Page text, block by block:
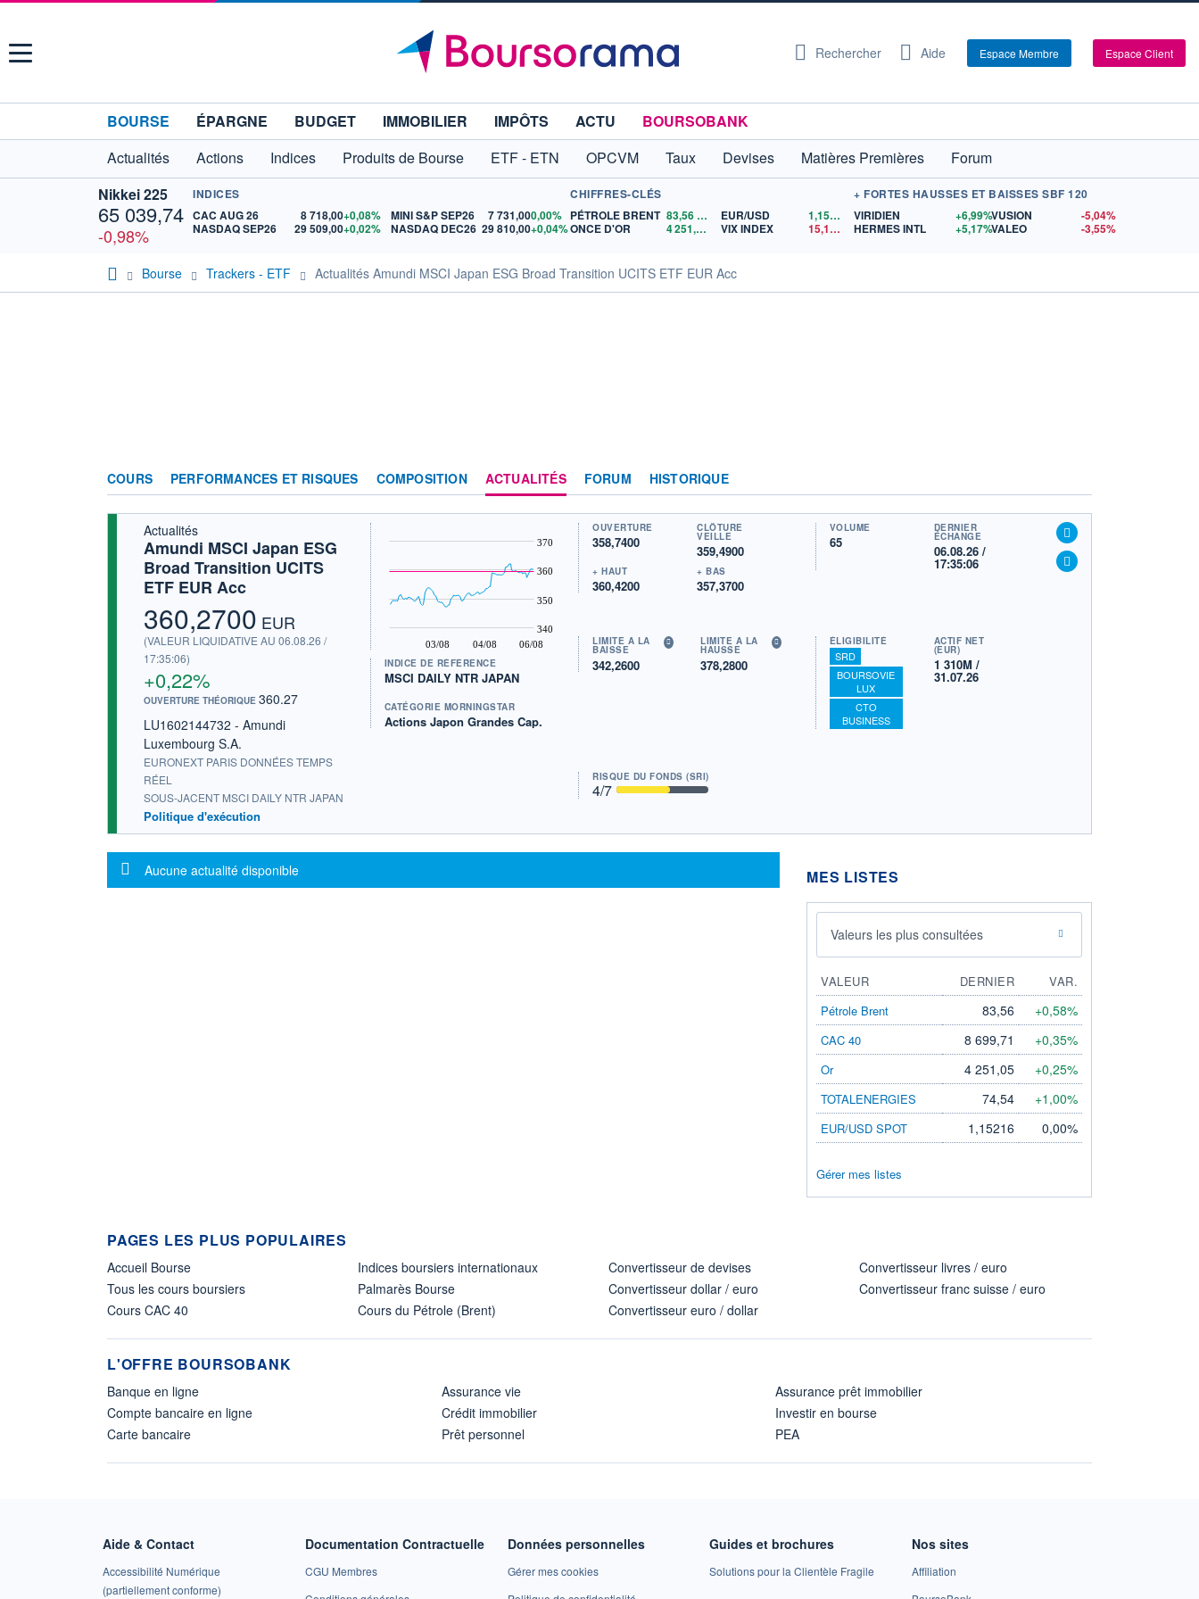
Menu Rechercher Aide Espace Membre Espace Client
BOURSE ÉPARGNE BUDGET IMMOBILIER IMPÔTS ACTU
BOURSOBANK
Actualités
Actions Indices Produits de Bourse ETF - ETN OPCVM Taux Devises Matières Premières
Forum
Nikkei 225
65 039,74
-0,98%
INDICES
CAC AUG 26
8 718,00+0,08%
NASDAQ SEP26
29 509,00+0,02%
MINI S&P SEP26 7 731,000,00%
NASDAQ DEC26 29 810,00+0,04%
CHIFFRES-CLÉS
PÉTROLE BRENT 83,56
ONCE D'OR
4 251,00 $US
EUR/USD 1,1522
$US
VIX INDEX
15,15$US
+ FORTES HAUSSES ET BAISSES SBF 120
VIRIDIEN
+6,99%
HERMES INTL
+5,17%
VUSION
-5,04%
VALEO
-3,55%
Bourse Trackers - ETF Actualités Amundi MSCI Japan ESG Broad Transition UCITS ETF EUR Acc
COURS PERFORMANCES ET RISQUES COMPOSITION ACTUALITÉS FORUM HISTORIQUE
Actualités
Amundi MSCI Japan ESG
Broad Transition UCITS
ETF EUR Acc
360,2700 EUR
(VALEUR LIQUIDATIVE AU 06.08.26 /
17:35:06)
+0,22%
OUVERTURE THÉORIQUE 360.27
LU1602144732 - Amundi
Luxembourg S.A.
EURONEXT PARIS DONNÉES TEMPS
RÉEL
SOUS-JACENT MSCI DAILY NTR JAPAN
Politique d'exécution
03/08 04/08 06/08
340
350
360
370
INDICE DE RÉFÉRENCE
MSCI DAILY NTR JAPAN
CATÉGORIE MORNINGSTAR
Actions Japon Grandes Cap.
OUVERTURE
358,7400
CLÔTURE
VEILLE
359,4900
+ HAUT
360,4200
+ BAS
357,3700
VOLUME
65
DERNIER
ÉCHANGE
06.08.26 /
17:35:06
LIMITE À LA
BAISSE
342,2600
LIMITE À LA
HAUSSE
378,2800
ÉLIGIBILITÉ
SRD
BOURSOVIE
LUX
CTO
BUSINESS
ACTIF NET
(EUR)
1 310M /
31.07.26
RISQUE DU FONDS (SRI)
4/7
Message d'information
Aucune actualité disponible MES LISTES
Valeurs les plus consultées
VALEUR DERNIER
VAR.
Pétrole Brent
83,56 +0,58%
CAC 40 8 699,71 +0,35%
Or 4 251,05 +0,25%
TOTALENERGIES 74,54 +1,00%
EUR/USD SPOT 1,15216 0,00%
Gérer mes listes
PAGES LES PLUS POPULAIRES
Accueil Bourse
Tous les cours boursiers
Cours CAC 40
Indices boursiers internationaux
Palmarès Bourse
Cours du Pétrole (Brent)
Convertisseur de devises
Convertisseur dollar / euro
Convertisseur euro / dollar
Convertisseur livres / euro
Convertisseur franc suisse / euro
L'OFFRE BOURSOBANK
Banque en ligne
Compte bancaire en ligne
Carte bancaire
Assurance vie
Crédit immobilier
Prêt personnel
Assurance prêt immobilier
Investir en bourse
PEA
Aide & Contact
Accessibilité Numérique
(partiellement conforme)
Documentation Contractuelle
CGU Membres
Données personnelles
Gérer mes cookies
Guides et brochures
Solutions pour la Clientèle Fragile
Nos sites
Affiliation